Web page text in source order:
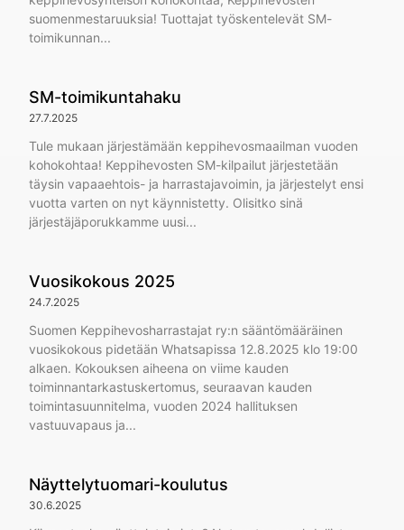
suomenmestaruuksia! Tuottajat työskentelevät SM-
toimikunnan
SM-toimikuntahaku
27.7.2025
Tule mukaan järjestämään keppihevosmaailman vuoden
kohokohtaa! Keppihevosten SM-kilpailut järjestetään
täysin vapaaehtois- ja harrastajavoimin, ja järjestelyt ensi
vuotta varten on nyt käynnistetty. Olisitko sinä
järjestäjäporukkamme uusi
Vuosikokous 2025
24.7.2025
Suomen Keppihevosharrastajat ry:n sääntömääräinen
vuosikokous pidetään Whatsapissa 12.8.2025 klo 19:00
alkaen. Kokouksen aiheena on viime kauden
toiminnantarkastuskertomus, seuraavan kauden
toimintasuunnitelma, vuoden 2024 hallituksen
vastuuvapaus ja
Näyttelytuomari-koulutus
30.6.2025